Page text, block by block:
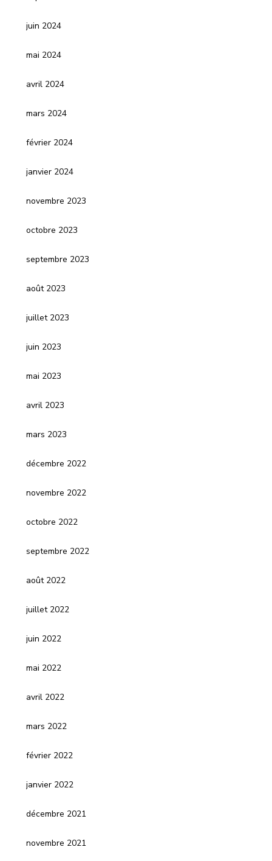
juin 2024
mai 2024
avril 2024
mars 2024
février 2024
janvier 2024
novembre 2023
octobre 2023
septembre 2023
août 2023
juillet 2023
juin 2023
mai 2023
avril 2023
mars 2023
décembre 2022
novembre 2022
octobre 2022
septembre 2022
août 2022
juillet 2022
juin 2022
mai 2022
avril 2022
mars 2022
février 2022
janvier 2022
décembre 2021
novembre 2021